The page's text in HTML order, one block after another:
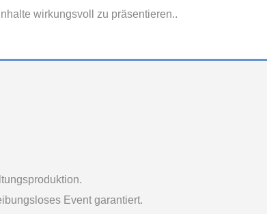
wirkungsvoll zu präsentieren..
Event garantiert.